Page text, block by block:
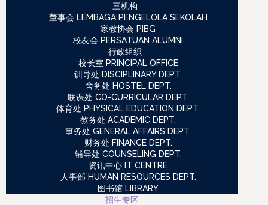
三机构
董事会 LEMBAGA PENGELOLA SEKOLAH
家教协会 PIBG
校友会 PERSATUAN ALUMNI
行政组织
校长室 PRINCIPAL OFFICE
训导处 DISCIPLINARY DEPT.
舍务处 HOSTEL DEPT.
联课处 CO-CURRICULAR DEPT.
体育处 PHYSICAL EDUCATION DEPT.
教务处 ACADEMIC DEPT.
事务处 GENERAL AFFAIRS DEPT.
财务处 FINANCE DEPT.
辅导处 COUNSELING DEPT.
资讯中心 IT CENTRE
人事部 HUMAN RESOURCES DEPT.
图书馆 LIBRARY
招生专区